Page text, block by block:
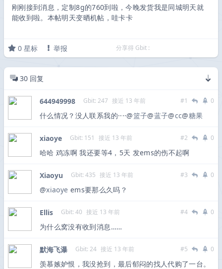
刚刚接到消息，定制8g的760到啦，今晚发货我是同城明天就
能收到啦。本帖明天变晒机帖，哇卡卡
0 星标 举报 分享得 Gbit :
30 回复
644949998 Gbit: 247 接近 13 年前 #1 0
什么情况？没人联系我的····@篮子@蓝子@cc@糖果
xiaoye Gbit: 151 接近 13 年前 #2 0
哈哈 鸡冻啊 我还要等4，5天 发ems的伤不起啊
Xiaoyu Gbit: 435 接近 13 年前 #3 0
@xiaoye ems要那么久吗？
Ellis Gbit: 40 接近 13 年前 #4 0
为什么窝没有收到消息……
默海飞瀑 Gbit: 24 接近 13 年前 #5 0
羡慕嫉妒恨，我没抢到，最后郁闷的找人代购了一台。